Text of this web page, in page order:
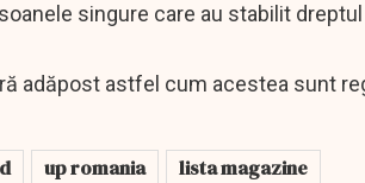
singure care au stabilit
adăpost astfel cum acestea sunt
up romania lista magazine